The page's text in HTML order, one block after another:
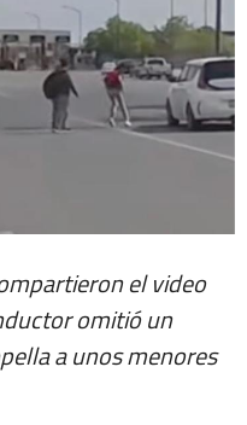
el video
omitió un
a unos menores